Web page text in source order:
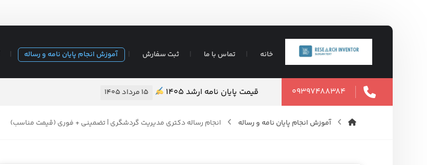
خانه تماس با ما ثبت سفارش آموزش انجام پایان نامه و رساله
۰۹۳۹۷۴۸۸۳۸۴ انجام تحلیل آماری پایان نامه ❖ تضمین کیفیت – قیمت مناسب ⇶ فوری ۱۲ مرداد ۱۴۰۵
آموزش انجام پایان نامه و رساله انجام رساله دکتری مدیریت گردشگری | تضمینی + فوری (قیمت مناسب)